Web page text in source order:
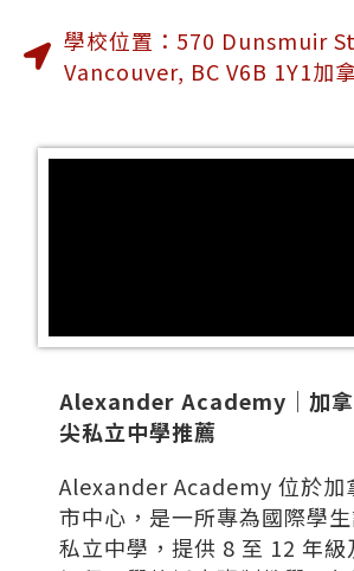
學校位置：570 Dunsmuir
Vancouver, BC V6B 1Y1加
Alexander Academy｜加拿
尖私立中學推薦
Alexander Academy 位於加
市中心，是一所專為國際學
私立中學，提供 8 至 12 年級